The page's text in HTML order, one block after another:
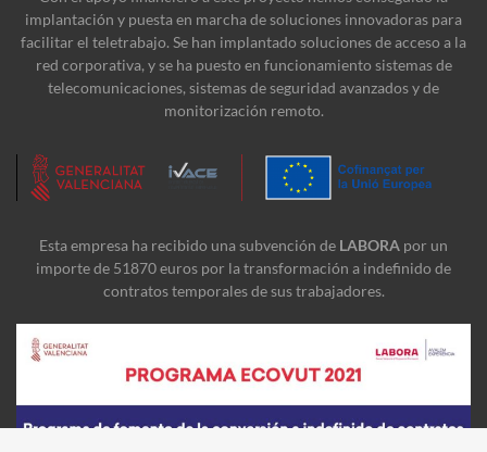
implantación y puesta en marcha de soluciones innovadoras para
facilitar el teletrabajo. Se han implantado soluciones de acceso a la
red corporativa, y se ha puesto en funcionamiento sistemas de
telecomunicaciones, sistemas de seguridad avanzados y de
monitorización remoto.
Esta empresa ha recibido una subvención de LABORA por un
importe de 51870 euros por la transformación a indefinido de
contratos temporales de sus trabajadores.